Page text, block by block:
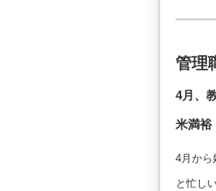
管理
4月、
米満裕
4月から
と忙し